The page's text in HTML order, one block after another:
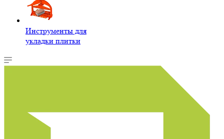
Инструменты для
укладки плитки